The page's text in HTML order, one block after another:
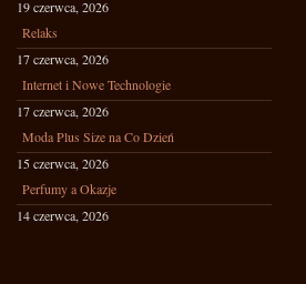
19 czerwca, 2026
Relaks
17 czerwca, 2026
Internet i Nowe Technologie
17 czerwca, 2026
Moda Plus Size na Co Dzień
15 czerwca, 2026
Perfumy a Okazje
14 czerwca, 2026